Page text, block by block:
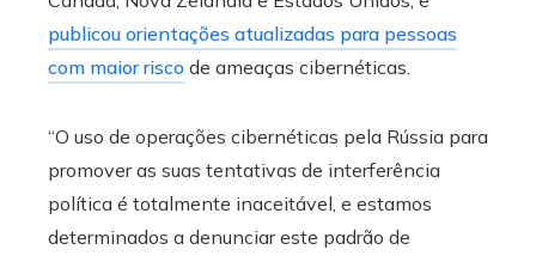
publicou orientações atualizadas para pessoas
com maior risco de ameaças cibernéticas.
“O uso de operações cibernéticas pela Rússia para
promover as suas tentativas de interferência
política é totalmente inaceitável, e estamos
determinados a denunciar este padrão de